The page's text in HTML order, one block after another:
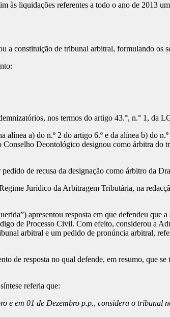
às liquidações referentes a todo o ano de 2013
a constituição de tribunal arbitral, formulando os
nos termos do artigo 43.°, n.° 1, da
a) do n.º 2 do artigo 6.º e da alínea b) do
Deontológico designou como árbitra do
de recusa da designação como árbitro da
Jurídico da Arbitragem Tributária, na
apresentou resposta em que defendeu que
de Processo Civil. Com efeito, considerou a
arbitral e um pedido de pronúncia arbitral,
de resposta no qual defende, em resumo, que
referia que:
e em 01 de Dezembro p.p., considera o tribunal